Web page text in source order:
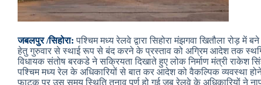
जबलपुर /सिहोरा: पश्चिम मध्य रेलवे द्वारा सिहोरा मंझगवा खितौला रोड़
हेतु गुरुवार से स्थाई रूप से बंद करने के प्रस्ताव को अग्रिम आदेश तक
विधायक संतोष बरकडे ने सक्रियता दिखाते हुए लोक निर्माण मंत्री राकेश
पश्चिम मध्य रेल के अधिकारियों से बात कर आदेश को वैकल्पिक व्यवस्था
फाटक पर उस समय स्थिति तनाव पूर्ण हो गई जब रेलवे के अधिकारियों ने